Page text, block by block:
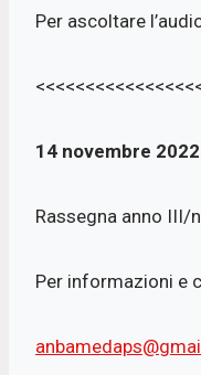
Per ascoltare
14 novembre
Rassegna anno III/
Per informazioni e